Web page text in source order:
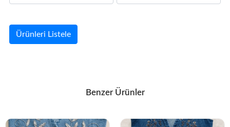
Ürünleri Listele
Benzer Ürünler